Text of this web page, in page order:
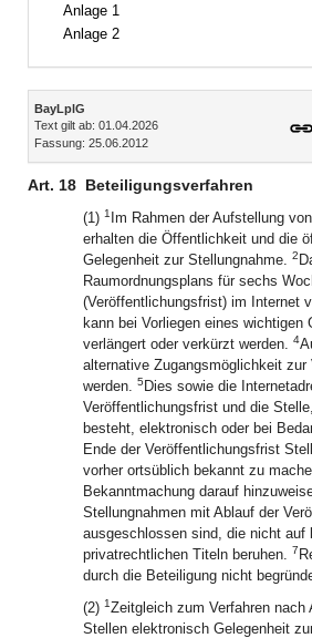
Anlage 1
Anlage 2
Inhalt
BayLplG
Text gilt ab: 01.04.2026
Fassung: 25.06.2012
Art. 18 Beteiligungsverfahren
(1) 1 Im Rahmen der Aufstellung
erhalten die Öffentlichkeit und die
Gelegenheit zur Stellungnahme. 2
Raumordnungsplans für sechs
(Veröffentlichungsfrist) im Internet
kann bei Vorliegen eines wichtigen
verlängert oder verkürzt werden. 4
alternative Zugangsmöglichkeit zur
werden. 5 Dies sowie die
Veröffentlichungsfrist und die
besteht, elektronisch oder bei
Ende der Veröffentlichungsfrist
vorher ortsüblich bekannt zu
Bekanntmachung darauf
Stellungnahmen mit Ablauf der
ausgeschlossen sind, die nicht auf
privatrechtlichen Titeln beruhen. 7
durch die Beteiligung nicht
(2) 1Zeitgleich zum Verfahren nach
Stellen elektronisch Gelegenheit